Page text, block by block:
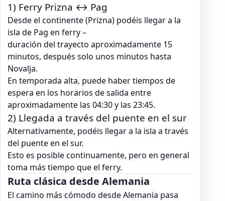
1) Ferry Prizna ↔ Pag
Desde el continente (Prizna) podéis llegar a la
isla de Pag en ferry –
duración del trayecto aproximadamente 15
minutos, después solo unos minutos hasta
Novalja.
En temporada alta, puede haber tiempos de
espera en los horarios de salida entre
aproximadamente las 04:30 y las 23:45.
2) Llegada a través del puente en el sur
Alternativamente, podéis llegar a la isla a través
del puente en el sur.
Esto es posible continuamente, pero en general
toma más tiempo que el ferry.
Ruta clásica desde Alemania
El camino más cómodo desde Alemania pasa